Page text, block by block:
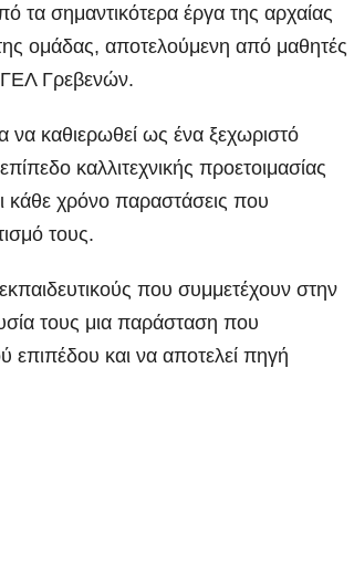
τα σημαντικότερα έργα της αρχαίας
ομάδας, αποτελούμενη από μαθητές
Γρεβενών.
να καθιερωθεί ως ένα ξεχωριστό
καλλιτεχνικής προετοιμασίας
κάθε χρόνο παραστάσεις που
τους.
που συμμετέχουν στην
τους μια παράσταση που
επιπέδου και να αποτελεί πηγή